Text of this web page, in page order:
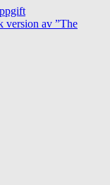
version av ”The